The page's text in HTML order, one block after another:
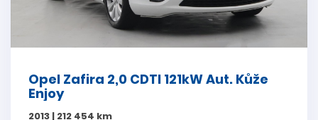
Opel Zafira 2,0 CDTI 121kW Aut. Kůže
Enjoy
2013 | 212 454 km